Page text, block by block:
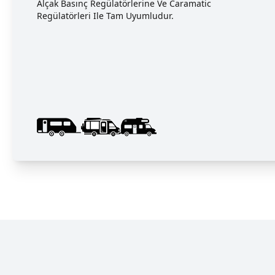
Alçak Basınç Regülatörlerine Ve Caramatic
Regülatörleri Ile Tam Uyumludur.